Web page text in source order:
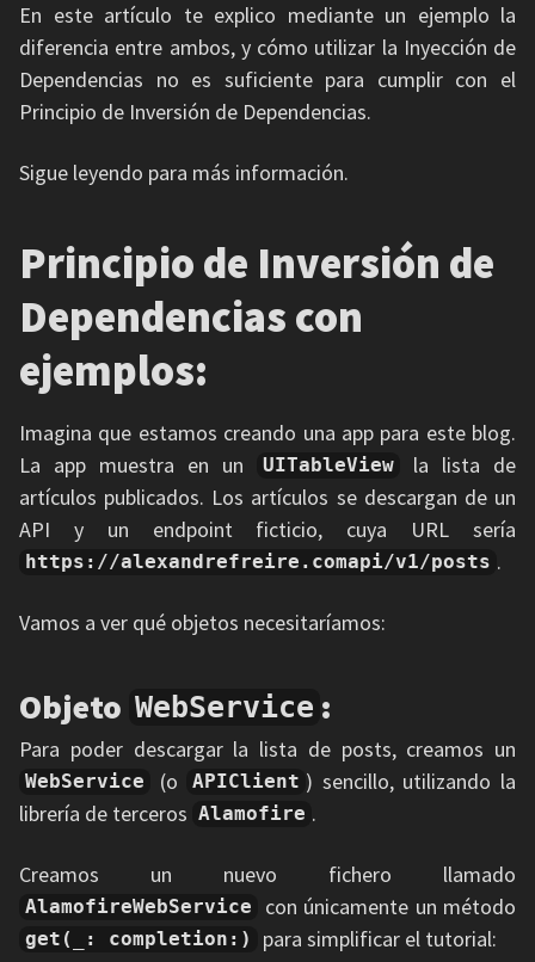
En este artículo te explico mediante un ejemplo la
diferencia entre ambos, y cómo utilizar la Inyección de
Dependencias no es suficiente para cumplir con el
Principio de Inversión de Dependencias.
Sigue leyendo para más información.
Principio de Inversión de
Dependencias con
ejemplos:
Imagina que estamos creando una app para este blog.
La app muestra en un
UITableView
la lista de
artículos publicados. Los artículos se descargan de un
API y un endpoint ficticio, cuya URL sería
https://alexandrefreire.comapi/v1/posts .
Vamos a ver qué objetos necesitaríamos:
Objeto WebService :
Para poder descargar la lista de posts, creamos un
WebService (o APIClient ) sencillo, utilizando la
librería de terceros Alamofire .
Creamos un nuevo fichero llamado
AlamofireWebService con únicamente un método
get(_: completion:) para simplificar el tutorial: